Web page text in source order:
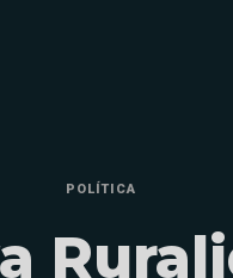
POLÍTICA